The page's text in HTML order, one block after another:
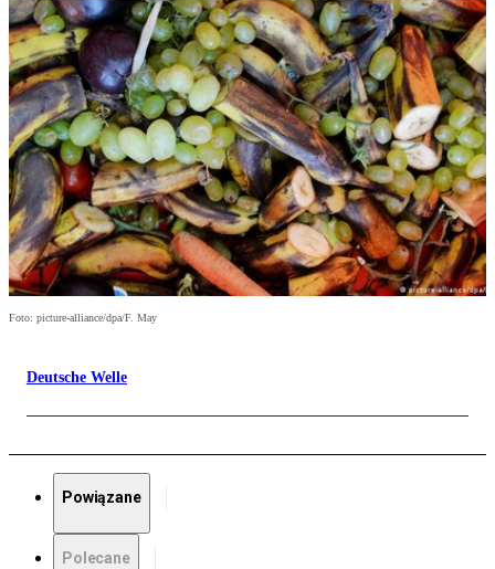
Foto: picture-alliance/dpa/F. May
Deutsche Welle
Powiązane
Polecane